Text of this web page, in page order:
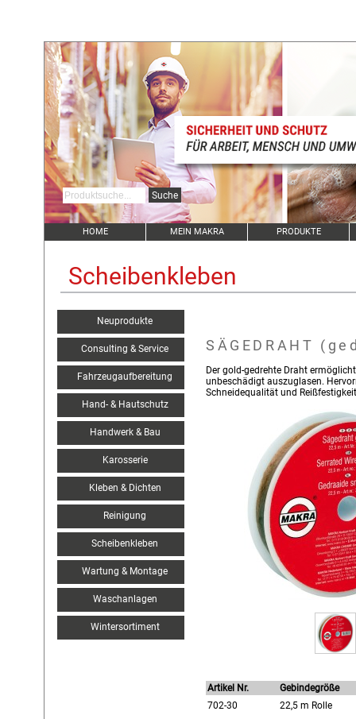
HOME MEIN MAKRA PRODUKTE
Scheibenkleben
Neuprodukte
Consulting & Service
Fahrzeugaufbereitung
Hand- & Hautschutz
Handwerk & Bau
Karosserie
Kleben & Dichten
Reinigung
Scheibenkleben
Wartung & Montage
Waschanlagen
Wintersortiment
SÄGEDRAHT
Der gold-gedrehte Draht
unbeschädigt auszuglasen.
Schneidequalität und
Artikel Nr.
Gebindegröße
702-30
22,5 m Rolle